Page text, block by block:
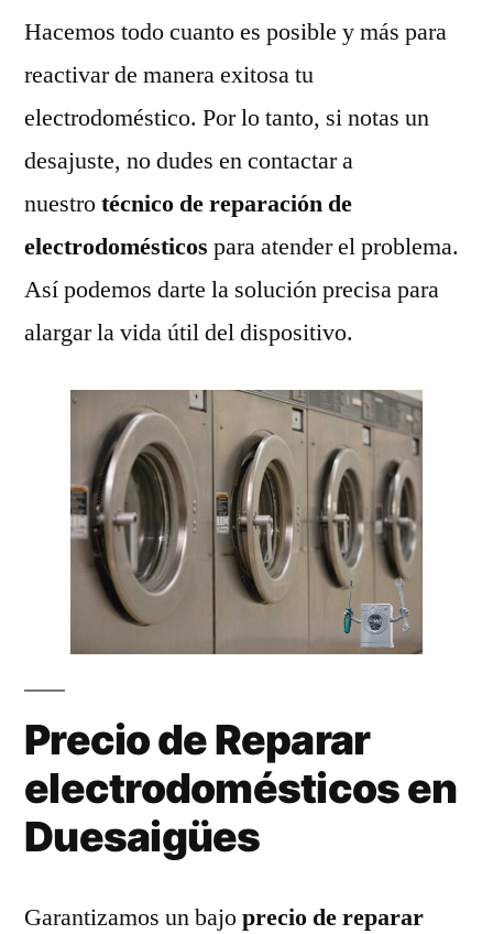
Hacemos todo cuanto es posible y más para
reactivar de manera exitosa tu
electrodoméstico. Por lo tanto, si notas un
desajuste, no dudes en contactar a
nuestrotécnico de reparación de
electrodomésticos para atender el problema.
Así podemos darte la solución precisa para
alargar la vida útil del dispositivo.
Precio de Reparar
electrodomésticos en
Duesaigües
Garantizamos un bajoprecio de reparar